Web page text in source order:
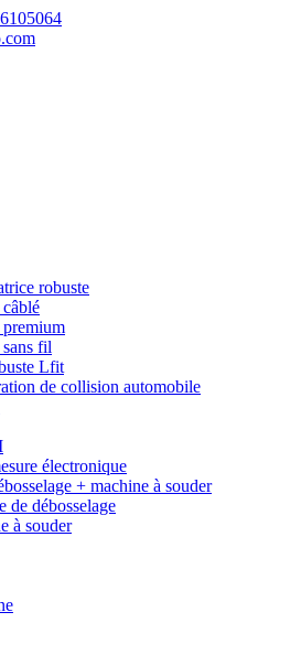
robuste
fil
Lfit
de collision automobile
électronique
+ machine à souder
de débosselage
à souder